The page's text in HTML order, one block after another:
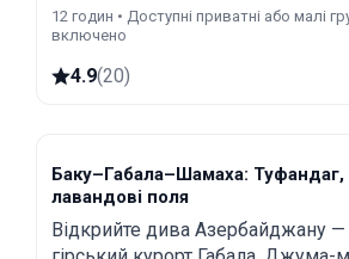
скуштуйте місцеву кухню в
відчуйте захопливу спадщину
12 годин • Доступні приватні або малі
включено
4.9(20)
Баку–Габала–Шамаха: Туфандаг,
лавандові поля
Відкрийте дива Азербайджану —